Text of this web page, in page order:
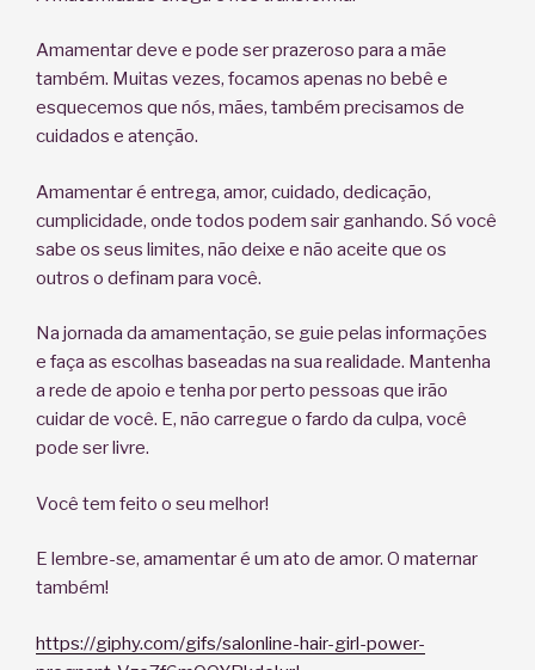
Amamentar deve e pode ser prazeroso para a mãe
também. Muitas vezes, focamos apenas no bebê e
esquecemos que nós, mães, também precisamos de
cuidados e atenção.
Amamentar é entrega, amor, cuidado, dedicação,
cumplicidade, onde todos podem sair ganhando. Só você
sabe os seus limites, não deixe e não aceite que os
outros o definam para você.
Na jornada da amamentação, se guie pelas informações
e faça as escolhas baseadas na sua realidade. Mantenha
a rede de apoio e tenha por perto pessoas que irão
cuidar de você. E, não carregue o fardo da culpa, você
pode ser livre.
Você tem feito o seu melhor!
E lembre-se, amamentar é um ato de amor. O maternar
também!
https://giphy.com/gifs/salonline-hair-girl-power-